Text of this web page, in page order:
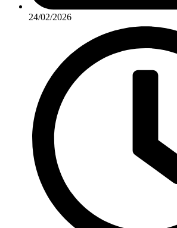
24/02/2026